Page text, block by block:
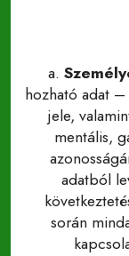
a.
hozható adat
jele,
mentális,
adatból
során